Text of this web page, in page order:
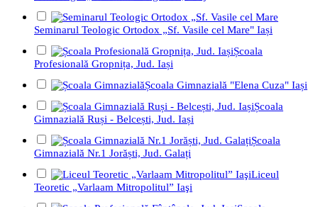
Seminarul Teologic Ortodox „Sf. Vasile cel Mare" Iași
Școala
Profesională Gropnița, Jud. Iași
Școala Gimnazială "Elena Cuza" Iași
Școala
Gimnazială Ruși - Belcești, Jud. Iași
Școala
Gimnazială Nr.1 Jorăști, Jud. Galați
Liceul
Teoretic „Varlaam Mitropolitul” Iaşi